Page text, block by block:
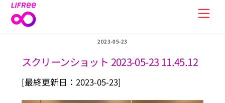
Skip
2023-05-23
スクリーンショット 2023-05-23 11.45.12
[最終更新日：2023-05-23]